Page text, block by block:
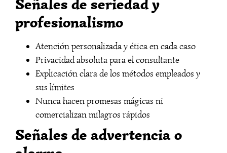
profesionalismo
Atención personalizada y ética en cada caso
Privacidad absoluta para el consultante
Explicación clara de los métodos empleados y
sus límites
Nunca hacen promesas mágicas ni
comercializan milagros rápidos
Señales de advertencia o